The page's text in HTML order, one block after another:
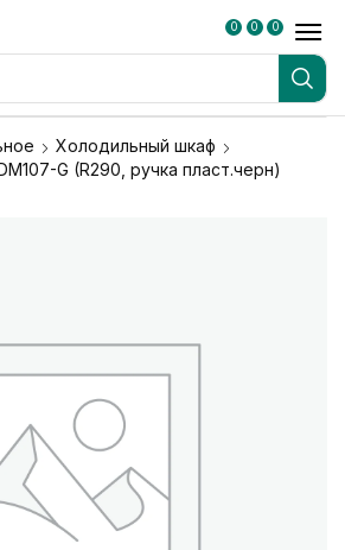
0 0 0
Холодильный шкаф
G (R290, ручка пласт.черн)